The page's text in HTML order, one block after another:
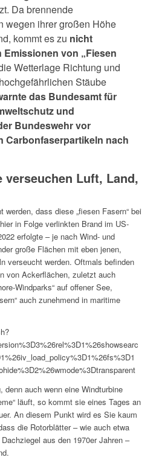
Da brennende
wegen ihrer großen Höhe
kommt es zu nicht
von „Fiesen
Wetterlage Richtung und
Stäube
das Bundesamt für
und
Bundeswehr vor
Carbonfaserpartikeln nach
verseuchen Luft, Land,
werden, dass diese „fiesen Fasern“ bei
in Folge verlinkten Brand im US-
erfolgte – je nach Wind- und
große Flächen mit eben jenen,
verseucht werden. Oftmals befinden
von Ackerflächen, zuletzt auch
Windparks“ auf offener See,
auch zunehmend in maritime
denn auch wenn eine Windturbine
läuft, so kommt sie eines Tages an
An diesem Punkt wird es Sie kaum
die Rotorblätter – wie auch etwa
aus den 1970er Jahren –